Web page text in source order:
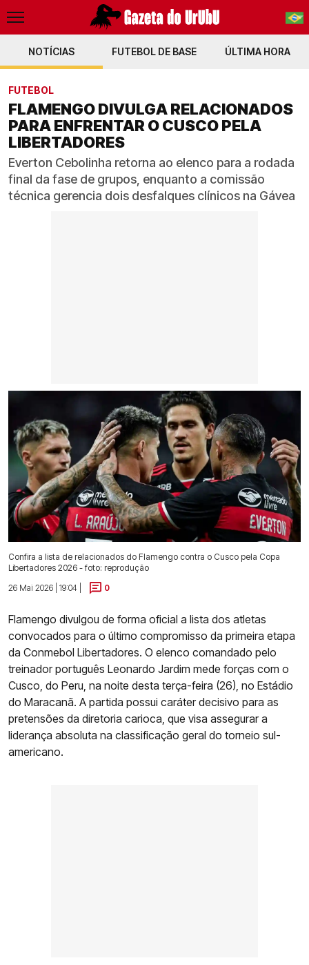
PT-BR
NOTÍCIAS FUTEBOL DE BASE ÚLTIMA HORA
FUTEBOL
FLAMENGO DIVULGA RELACIONADOS
PARA ENFRENTAR O CUSCO PELA
LIBERTADORES
Everton Cebolinha retorna ao elenco para a rodada
final da fase de grupos, enquanto a comissão
técnica gerencia dois desfalques clínicos na Gávea
Confira a lista de relacionados do Flamengo contra o Cusco pela Copa
Libertadores 2026 - foto: reprodução
26 Mai 2026 | 19:04 |
0
Flamengo divulgou de forma oficial a lista dos atletas
convocados para o último compromisso da primeira etapa
da Conmebol Libertadores. O elenco comandado pelo
treinador português Leonardo Jardim mede forças com o
Cusco, do Peru, na noite desta terça-feira (26), no Estádio
do Maracanã. A partida possui caráter decisivo para as
pretensões da diretoria carioca, que visa assegurar a
liderança absoluta na classificação geral do torneio sul-
americano.